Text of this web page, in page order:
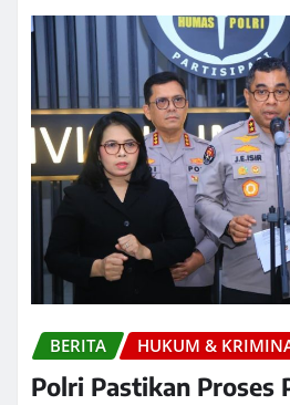
BERITA HUKUM &
Polri Pastikan Proses